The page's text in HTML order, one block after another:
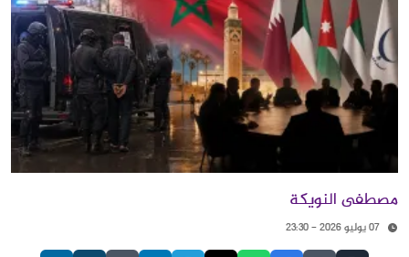
مصطفى النويكة
07 يوليو 2026 - 23:30